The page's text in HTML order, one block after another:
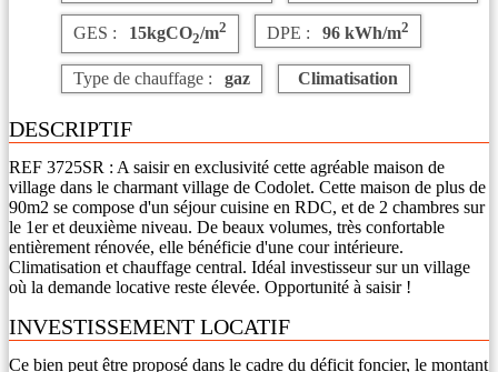
GES : 15kgCO2/m2 DPE : 96 kWh/m2
Type de chauffage : gaz Climatisation
DESCRIPTIF
REF 3725SR : A saisir en exclusivité cette agréable maison de
village dans le charmant village de Codolet. Cette maison de plus de
90m2 se compose d'un séjour cuisine en RDC, et de 2 chambres sur
le 1er et deuxième niveau. De beaux volumes, très confortable
entièrement rénovée, elle bénéficie d'une cour intérieure.
Climatisation et chauffage central. Idéal investisseur sur un village
où la demande locative reste élevée. Opportunité à saisir !
INVESTISSEMENT LOCATIF
Ce bien peut être proposé dans le cadre du déficit foncier, le montant